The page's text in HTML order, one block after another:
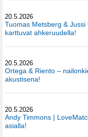
20.5.2026
Tuomas Metsberg &
karttuvat ahkeruudella!
20.5.2026
Ortega & Riento –
akustisena!
20.5.2026
Andy Timmons |
asialla!